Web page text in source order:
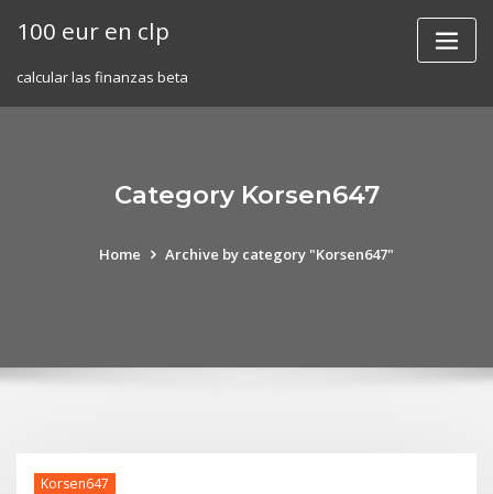
100 eur en clp
calcular las finanzas beta
Category Korsen647
Home Archive by category "Korsen647"
Korsen647